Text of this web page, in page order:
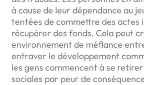
à cause de leur dépendance au
tentées de commettre des actes
récupérer des fonds. Cela peut
environnement de méfiance
entraver le développement
les gens commencent à se
sociales par peur de